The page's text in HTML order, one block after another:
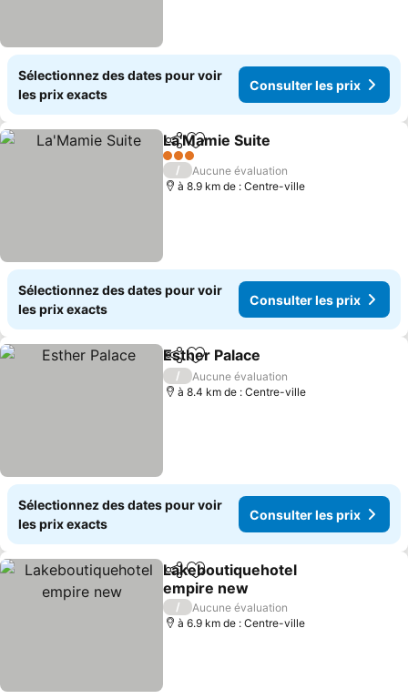
Sélectionnez des dates pour voir
les prix exacts
Consulter les prix
PartagerAjouter à mes favoris
La'Mamie Suite
3 Étoiles
/
Aucune évaluation
à 8.9 km de : Centre-ville
Sélectionnez des dates pour voir
les prix exacts
Consulter les prix
PartagerAjouter à mes favoris
Esther Palace
/
Aucune évaluation
à 8.4 km de : Centre-ville
Sélectionnez des dates pour voir
les prix exacts
Consulter les prix
PartagerAjouter à mes favoris
Lakeboutiquehotel
empire new
Consulter les prix
/
Aucune évaluation
à 6.9 km de : Centre-ville